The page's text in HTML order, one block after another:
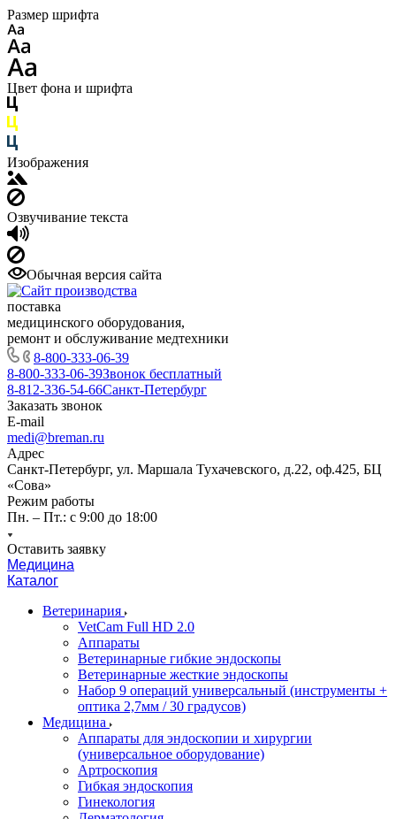
Размер шрифта
Цвет фона и шрифта
Изображения
Озвучивание текста
Обычная версия сайта
поставка
медицинского оборудования,
ремонт и обслуживание медтехники
8-800-333-06-39
8-800-333-06-39Звонок бесплатный
8-812-336-54-66Санкт-Петербург
Заказать звонок
E-mail
medi@breman.ru
Адрес
Санкт-Петербург, ул. Маршала Тухачевского, д.22, оф.425, БЦ
«Сова»
Режим работы
Пн. – Пт.: с 9:00 до 18:00
Оставить заявку
Медицина
Каталог
Ветеринария
VetCam Full HD 2.0
Аппараты
Ветеринарные гибкие эндоскопы
Ветеринарные жесткие эндоскопы
Набор 9 операций универсальный (инструменты +
оптика 2,7мм / 30 градусов)
Медицина
Аппараты для эндоскопии и хирургии
(универсальное оборудование)
Артроскопия
Гибкая эндоскопия
Гинекология